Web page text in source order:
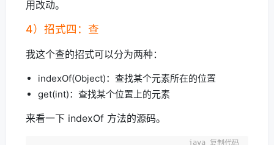
用改动。
4）招式四：查
我这个查的招式可以分为两种：
indexOf(Object)：查找某个元素所在的位置
get(int)：查找某个位置上的元素
来看一下 indexOf 方法的源码。
复制代码